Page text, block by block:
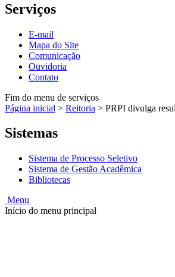
Serviços
E-mail
Mapa do Site
Comunicação
Ouvidoria
Contato
Fim do menu de serviços
Página inicial > Reitoria > PRPI divulga
Sistemas
Sistema de Processo Seletivo
Sistema de Gestão Acadêmica
Bibliotecas
Menu
Início do menu principal